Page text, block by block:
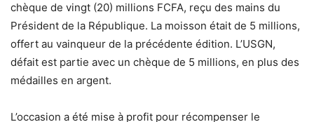
chèque de vingt (20) millions FCFA, reçu des mains du
Président de la République. La moisson était de 5 millions,
offert au vainqueur de la précédente édition. L’USGN,
défait est partie avec un chèque de 5 millions, en plus des
médailles en argent.
L’occasion a été mise à profit pour récompenser le